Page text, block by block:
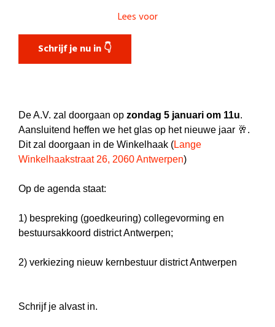
Lees voor
Schrijf je nu in 👇
De A.V. zal doorgaan op zondag 5 januari om 11u.
Aansluitend heffen we het glas op het nieuwe jaar 🥂.
Dit zal doorgaan in de Winkelhaak (Lange
Winkelhaakstraat 26, 2060 Antwerpen)
Op de agenda staat:
1) bespreking (goedkeuring) collegevorming en
bestuursakkoord district Antwerpen;
2) verkiezing nieuw kernbestuur district Antwerpen
Schrijf je alvast in.